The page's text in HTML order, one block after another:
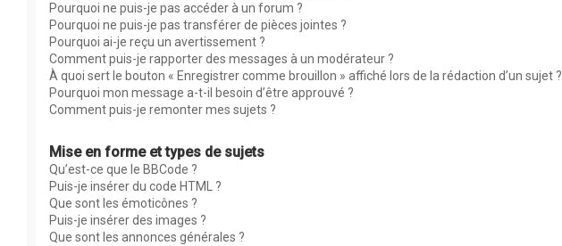
Pourquoi ne puis-je pas accéder à un forum ?
Pourquoi ne puis-je pas transférer de pièces jointes ?
Pourquoi ai-je reçu un avertissement ?
Comment puis-je rapporter des messages à un modérateur ?
À quoi sert le bouton « Enregistrer comme brouillon » affiché lors de la rédaction d’un sujet ?
Pourquoi mon message a-t-il besoin d’être approuvé ?
Comment puis-je remonter mes sujets ?
Mise en forme et types de sujets
Qu’est-ce que le BBCode ?
Puis-je insérer du code HTML ?
Que sont les émoticônes ?
Puis-je insérer des images ?
Que sont les annonces générales ?